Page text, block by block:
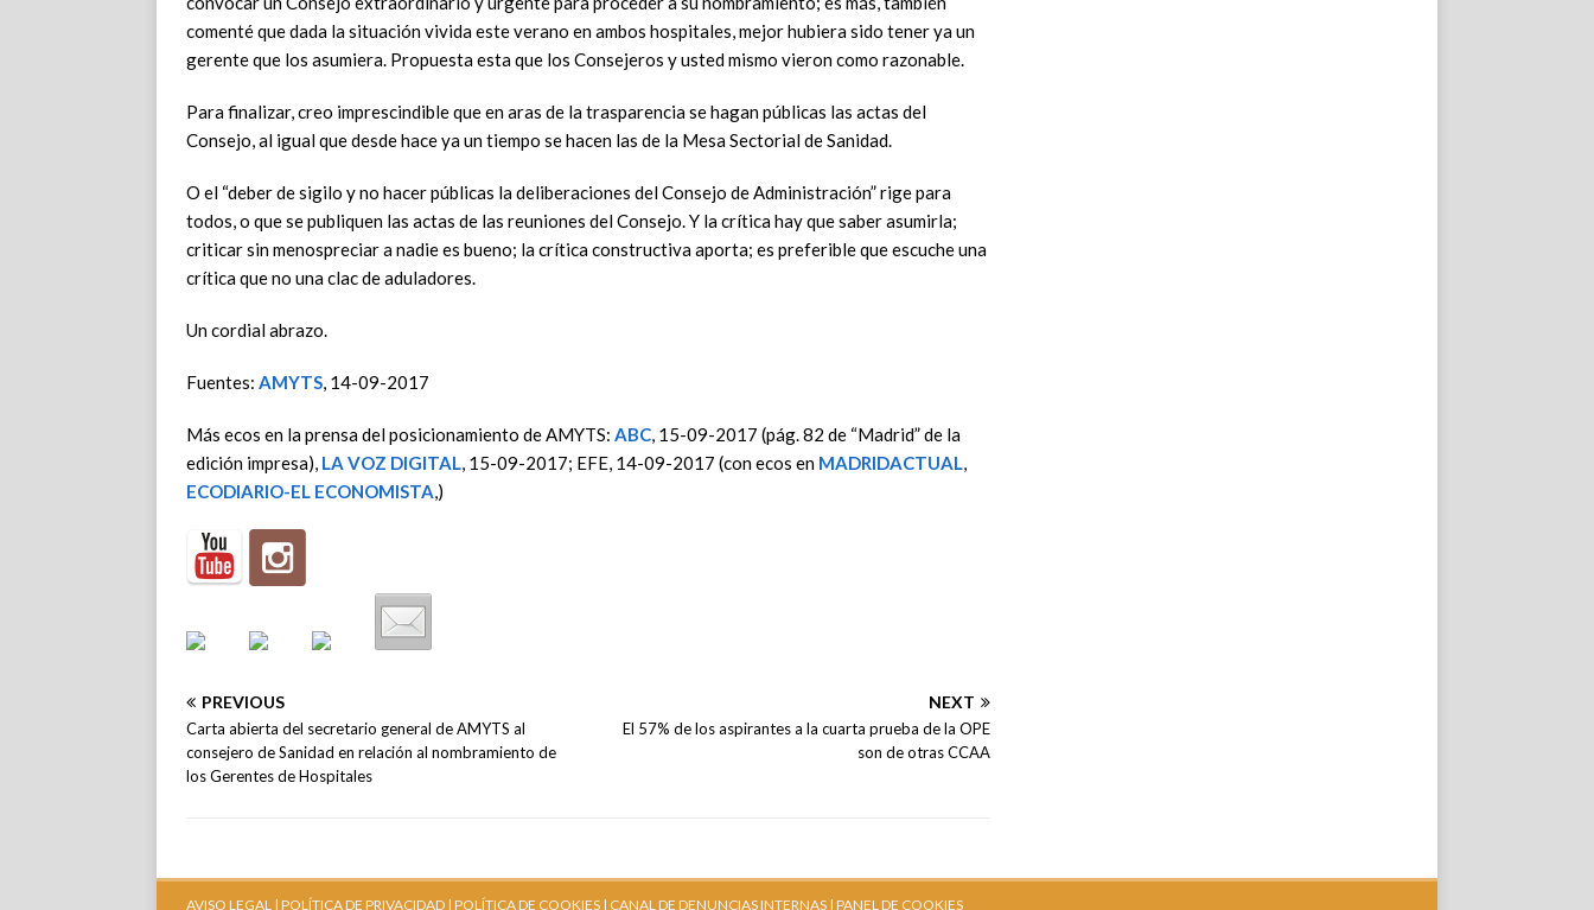
comenté que dada la situación vivida este verano en ambos hospitales, mejor hubiera sido tener ya un
gerente que los asumiera. Propuesta esta que los Consejeros y usted mismo vieron como razonable.
Para finalizar, creo imprescindible que en aras de la trasparencia se hagan públicas las actas del
Consejo, al igual que desde hace ya un tiempo se hacen las de la Mesa Sectorial de Sanidad.
O el “deber de sigilo y no hacer públicas la deliberaciones del Consejo de Administración” rige para
todos, o que se publiquen las actas de las reuniones del Consejo. Y la crítica hay que saber asumirla;
criticar sin menospreciar a nadie es bueno; la crítica constructiva aporta; es preferible que escuche una
crítica que no una clac de aduladores.
Un cordial abrazo.
Fuentes: AMYTS, 14-09-2017
Más ecos en la prensa del posicionamiento de AMYTS: ABC, 15-09-2017 (pág. 82 de “Madrid” de la
edición impresa), LA VOZ DIGITAL, 15-09-2017; EFE, 14-09-2017 (con ecos en MADRIDACTUAL,
ECODIARIO-EL ECONOMISTA,)
PREVIOUS
Carta abierta del secretario general de AMYTS al
consejero de Sanidad en relación al nombramiento de
los Gerentes de Hospitales
NEXT
El 57% de los aspirantes a la cuarta prueba de la OPE
son de otras CCAA
AVISO LEGAL | POLÍTICA DE PRIVACIDAD | POLÍTICA DE COOKIES | CANAL DE DENUNCIAS INTERNAS | PANEL DE COOKIES